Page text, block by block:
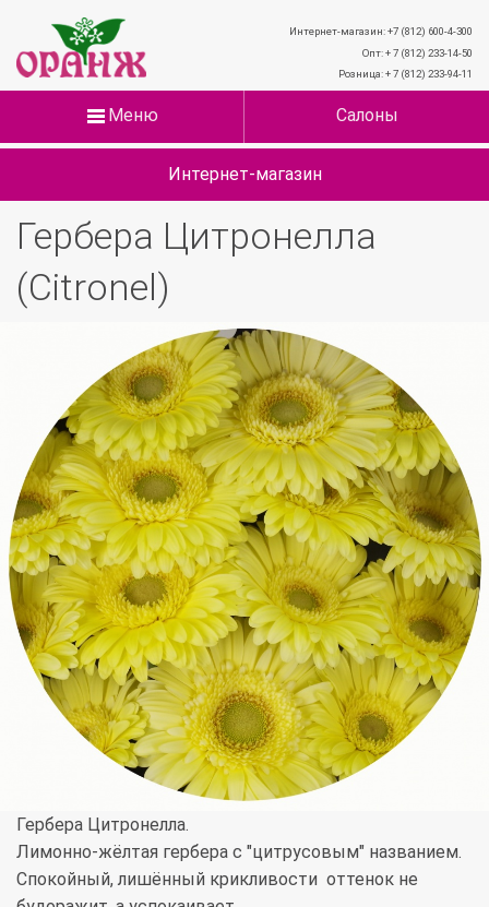
Интернет-магазин: +7 (812) 600-4-300
Опт: + 7 (812) 233-14-50
Розница: + 7 (812) 233-94-11
Меню Салоны
Интернет-магазин
Гербера Цитронелла
(Citronel)
Гербера Цитронелла.
Лимонно-жёлтая гербера с "цитрусовым" названием.
Спокойный, лишённый крикливости оттенок не